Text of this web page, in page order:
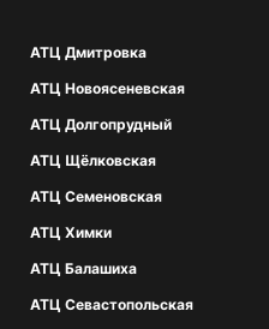
АТЦ Дмитровка
АТЦ Новоясеневская
АТЦ Долгопрудный
АТЦ Щёлковская
АТЦ Семеновская
АТЦ Химки
АТЦ Балашиха
АТЦ Севастопольская